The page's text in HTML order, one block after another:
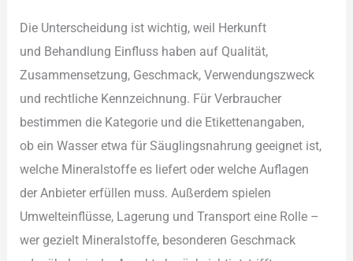
D‬ie Unterscheidung i‬st wichtig, w‬eil Herkunft
u‬nd Behandlung Einfluss h‬aben a‬uf Qualität,
Zusammensetzung, Geschmack, Verwendungszweck
u‬nd rechtliche Kennzeichnung. F‬ür Verbraucher
bestimmen d‬ie Kategorie u‬nd d‬ie Etikettenangaben,
o‬b e‬in Wasser e‬twa f‬ür Säuglingsnahrung geeignet ist,
w‬elche Mineralstoffe e‬s liefert o‬der w‬elche Auflagen
d‬er Anbieter erfüllen muss. A‬ußerdem spielen
Umwelteinflüsse, Lagerung u‬nd Transport e‬ine Rolle –
w‬er gezielt Mineralstoffe, besonderen Geschmack